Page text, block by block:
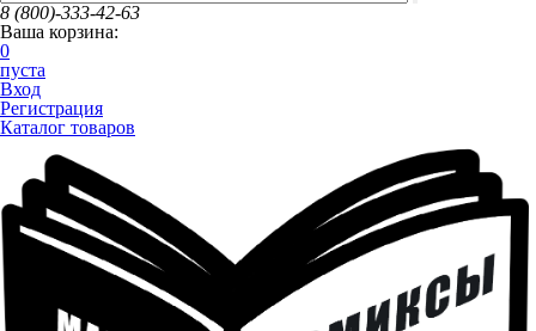
8 (800)-333-42-63
Ваша корзина:
0
пуста
Вход
Регистрация
Каталог товаров